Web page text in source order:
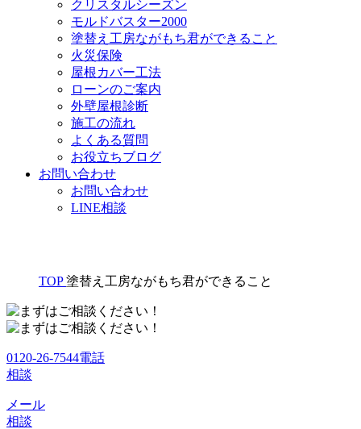
クリスタルシーズン
モルドバスター2000
塗替え工房ながもち君ができること
火災保険
屋根カバー工法
ローンのご案内
外壁屋根診断
施工の流れ
よくある質問
お役立ちブログ
お問い合わせ
お問い合わせ
LINE相談
TOP 塗替え工房ながもち君ができること
0120-26-7544電話
相談
メール
相談